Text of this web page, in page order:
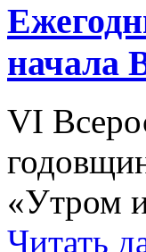
начала
VI
«Утром
Читать